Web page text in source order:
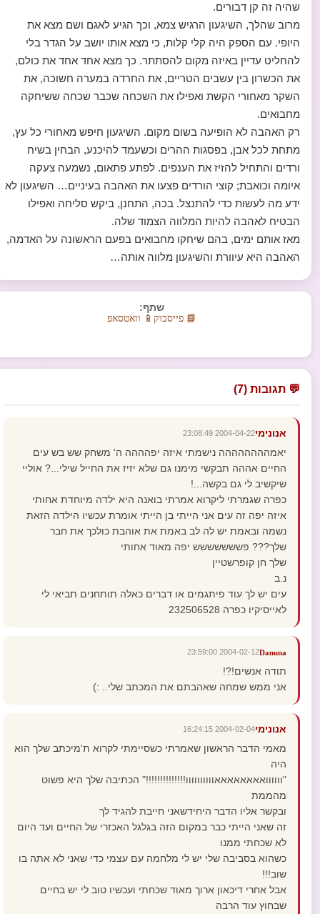
שהיה זה קן דבורים.
מרוב שהלך, השיגעון הרגיש צמא, וכך הגיע לאגם ושם מצא את
היופי. עם הספק היה קלי קלות, כי מצא אותו יושב על הגדר בלי
להחליט עדיין באיזה מקום להסתתר. כך מצא אחד אחד את כולם,
את הכשרון בין עשבים הטריים, את החרדה במערה חשוכה, את
השקר מאחורי הקשת ואפילו את השכחה שכבר שכחה ששיחקה
מחבואים.
רק האהבה לא הופיעה בשום מקום. השיגעון חיפש מאחורי כל עץ,
מתחת לכל אבן, בפסגות ההרים וכשעמד להיכנע, הבחין בשיח
ורדים והתחיל להזיז את הענפים. לפתע פתאום, נשמעה צעקה
איומה וכואבת; קוצי הורדים פצעו את האהבה בעיניים… השיגעון לא
ידע מה לעשות כדי להתנצל. בכה, התחנן, ביקש סליחה ואפילו
הבטיח לאהבה להיות המלווה הצמוד שלה.
מאז אותם ימים, בהם שיחקו מחבואים בפעם הראשונה על האדמה,
האהבה היא עיוורת והשיגעון מלווה אותה…
שתף:
📘 פייסבוק 📱 וואטסאפ
💬 תגובות (7)
אנונימי2004-04-22 23:08:49
יאמהההההההה נישמתי איזה יפהההה ה' משחק שש בש עים
החיים אההה תבקשי מימנו גם שלא יזיז את החייל שילי...? אוליי
שיקשיב לי גם בקשה...!
כפרה שגמרתי ליקרוא אמרתי בואנה היא ילדה מיוחדת אחותי
איזה יפה זה עים אני הייתי בן הייתי אומרת עכשיו הילדה הזאת
נשמה ובאמת יש לה לב באמת את אוהבת כולכך את חבר
שלך??? פששששששש יפה מאוד אחותי
שלך חן קופרשטיין
נ.ב
עים יש לך עוד פיתגמים או דברים כאלה תותחנים תביאי לי
לאייסיקיו כפרה 232506528
Danuna
2004-02-12 23:59:00
תודה אנשים!?!
אני ממש שמחה שאהבתם את המכתב שלי.. :)
אנונימי2004-02-04 16:24:15
מאמי הדבר הראשון שאמרתי כשסיימתי לקרוא ת'מיכתב שלך הוא
היה
"וווווואאאאאאאאוווווווווו!!!!!!!!!!!!!!" הכתיבה שלך היא פשוט
מהממת
ובקשר אליו הדבר היחידשאני חייבת להגיד לך
זה שאני הייתי כבר במקום הזה בגלגל האכזרי של החיים ועד היום
לא שכחתי ממנו
כשהוא בסביבה שלי יש לי מלחמה עם עצמי כדי שאני לא אתה בו
שוב!!!
אבל אחרי דיכאון ארוך מאוד שכחתי ועכשיו טוב לי יש בחיים
שבחוץ עוד הרבה